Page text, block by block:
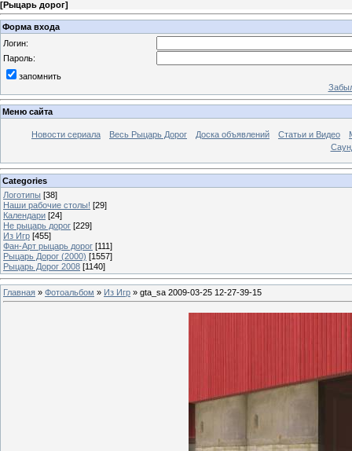
[Рыцарь дорог]
Форма входа
Логин:
Пароль:
запомнить
Меню сайта
Новости сериала Весь Рыцарь Дорог Доска объявлений Статьи и Видео
Categories
Логотипы [38]
Наши рабочие столы! [29]
Календари [24]
Не рыцарь дорог [229]
Из Игр [455]
Фан-Арт рыцарь дорог [111]
Рыцарь Дорог (2000) [1557]
Рыцарь Дорог 2008 [1140]
Главная » Фотоальбом » Из Игр » gta_sa 2009-03-25 12-27-39-15